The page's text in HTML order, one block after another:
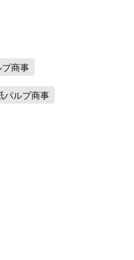
商事
パルプ商事